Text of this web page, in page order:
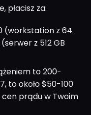
płacisz za:
(workstation z 64
z 512 GB
to 200-
to około $50-100
cen prądu w Twoim